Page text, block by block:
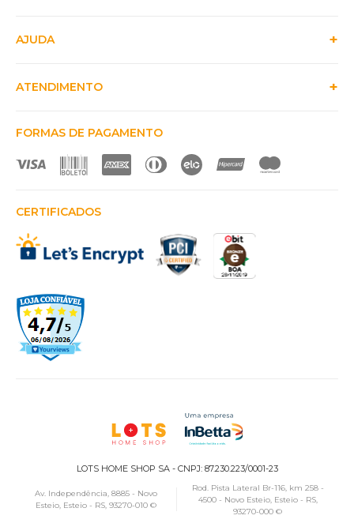
AJUDA
ATENDIMENTO
FORMAS DE PAGAMENTO
CERTIFICADOS
LOTS HOME SHOP SA - CNPJ: 87.230.223/0001-23
Av. Independência, 8885 - Novo
Esteio, Esteio - RS, 93270-010 ©
Rod. Pista Lateral Br-116, km 258 -
4500 - Novo Esteio, Esteio - RS,
93270-000 ©